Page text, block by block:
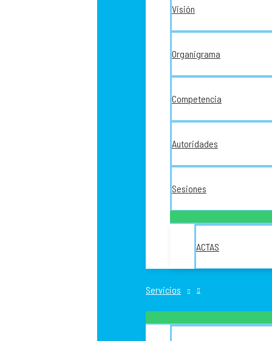
Visión
Organigrama
Competencia
Autoridades
Sesiones
ACTAS
Servicios